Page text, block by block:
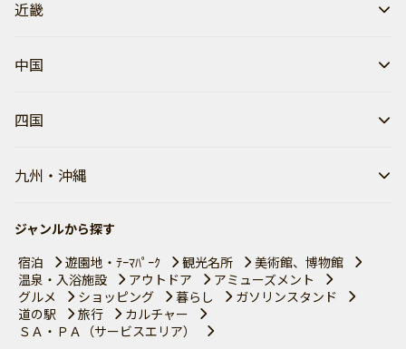
近畿
中国
四国
九州・沖縄
ジャンルから探す
宿泊
遊園地・ﾃｰﾏﾊﾟｰｸ 観光名所
美術館、博物館
温泉・入浴施設
アウトドア
アミューズメント
グルメ
ショッピング 暮らし
ガソリンスタンド
道の駅
旅行
カルチャー
ＳＡ・ＰＡ（サービスエリア）